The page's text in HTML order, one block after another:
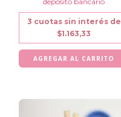
3 cuotas sin interés de
$1.163,33